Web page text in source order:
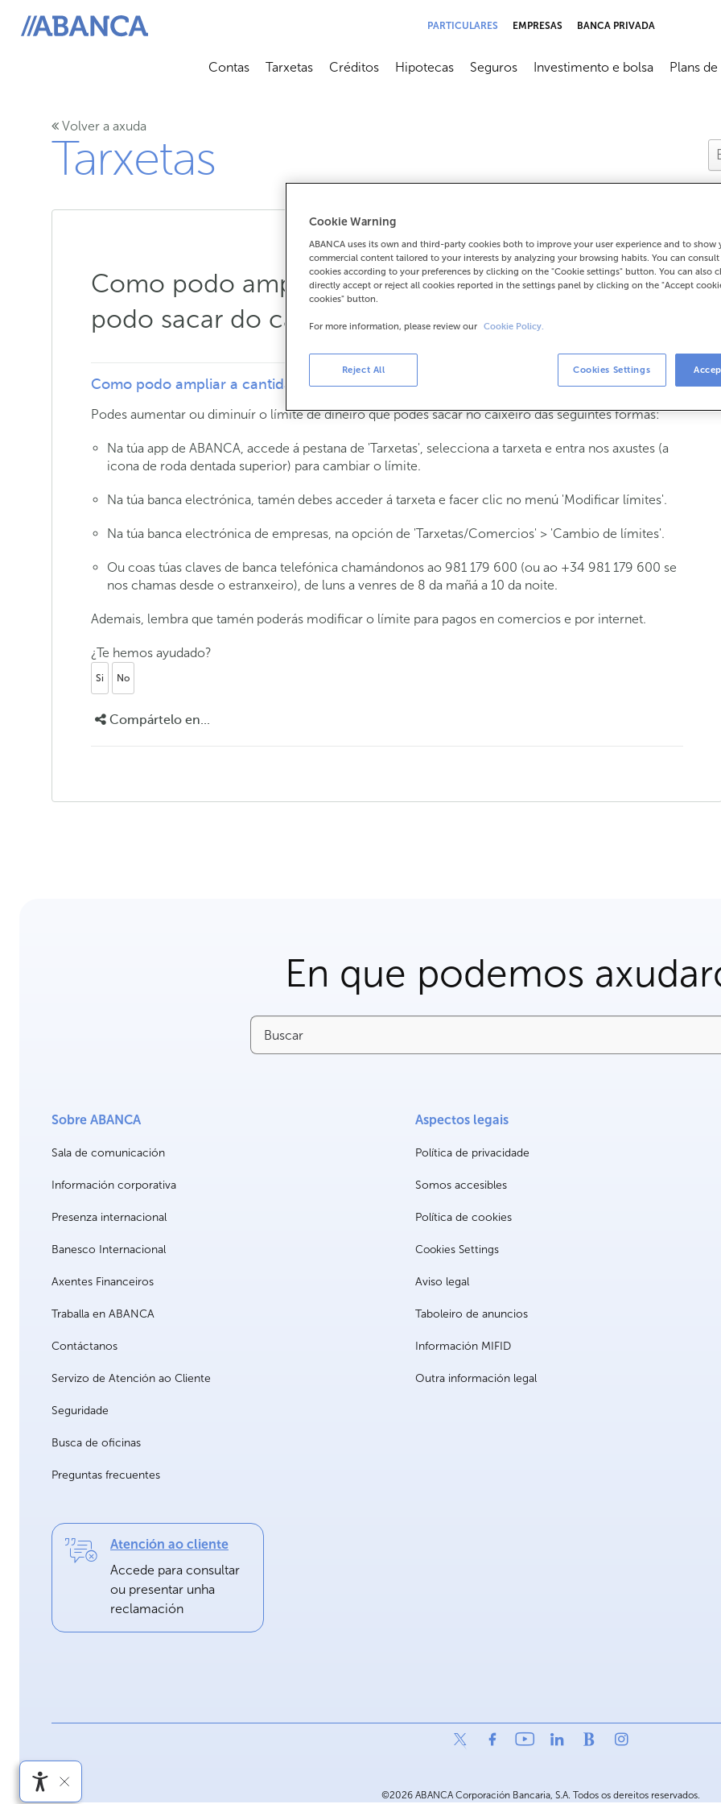
ABANCA
PARTICULARES EMPRESAS BANCA PRIVADA
Contas
Abrir submenú
Tarxetas
Abrir submenú
Créditos
Abrir submenú
Hipotecas
Abrir submenú
Seguros
Abrir submenú
Investimento e bolsa
Abrir
Plans
Volver a axuda
Tarxetas
Como podo ampliar a cantidade de diñeiro que
podo sacar do caixeiro?
Como podo ampliar a cantidade de diñeiro que podo sacar do caixeiro?
Podes aumentar ou diminuír o límite de diñeiro que podes sacar no caixeiro das seguintes formas:
Na túa app de ABANCA, accede á pestana de 'Tarxetas', selecciona a tarxeta e entra nos axustes (a
icona de roda dentada superior) para cambiar o límite.
Na túa banca electrónica, tamén debes acceder á tarxeta e facer clic no menú 'Modificar límites'.
Na túa banca electrónica de empresas, na opción de 'Tarxetas/Comercios' > 'Cambio de límites'.
Ou coas túas claves de banca telefónica chamándonos ao 981 179 600 (ou ao +34 981 179 600 se
nos chamas desde o estranxeiro), de luns a venres de 8 da mañá a 10 da noite.
Ademais, lembra que tamén poderás modificar o límite para pagos en comercios e por internet.
¿Te hemos ayudado?
Si No
Compártelo en...
En que podemos
Buscar
Sobre ABANCA
Sala de comunicación
Información corporativa
Presenza internacional
Banesco Internacional
Axentes Financeiros
Traballa en ABANCA
Contáctanos
Servizo de Atención ao Cliente
Seguridade
Busca de oficinas
Preguntas frecuentes
Aspectos legais
Política de privacidade
Somos accesibles
Política de cookies
Cookies Settings
Aviso legal
Taboleiro de anuncios
Información MIFID
Outra información legal
Atención ao cliente
Accede para consultar
ou presentar unha
reclamación
©2026 ABANCA Corporación Bancaria, S.A. Todos os dereitos reservados.
Cookie Warning
ABANCA uses its own and third-party cookies both to improve your user experience and to show
commercial content tailored to your interests by analyzing your browsing habits. You can
cookies according to your preferences by clicking on the "Cookie settings" button. You can also
directly accept or reject all cookies reported in the settings panel by clicking on the "Accept
cookies" button.
For more information, please review our Cookie Policy.
Reject All Cookies Settings